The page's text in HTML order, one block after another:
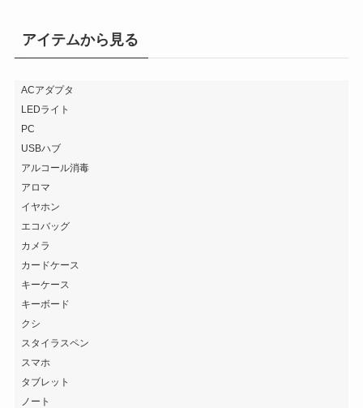
アイテムから見る
ACアダプタ
LEDライト
PC
USBハブ
アルコール消毒
アロマ
イヤホン
エコバッグ
カメラ
カードケース
キーケース
キーボード
クシ
スタイラスペン
スマホ
タブレット
ノート